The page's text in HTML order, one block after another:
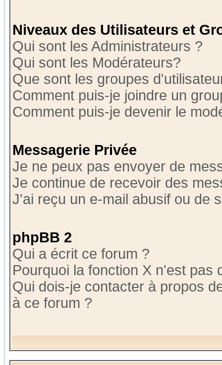
Niveaux des Utilisateurs et
Qui sont les Administrateurs ?
Qui sont les Modérateurs?
Que sont les groupes
Comment puis-je joindre un
Comment puis-je devenir le
Messagerie Privée
Je ne peux pas envoyer de
Je continue de recevoir des
J'ai reçu un e-mail abusif ou de
phpBB 2
Qui a écrit ce forum ?
Pourquoi la fonction X n'est pas
Qui dois-je contacter à propos
à ce forum ?